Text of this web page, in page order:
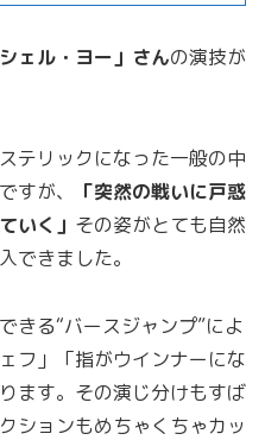
ェル・ヨー」さんの演技が
テリックになった一般の中
すが、
「突然の戦いに戸惑
いく」 その姿がとても自然
できました。
きる“バースジャンプ”によ
フ」「指がウインナーにな
ます。その演じ分けもすば
ションもめちゃくちゃカッ